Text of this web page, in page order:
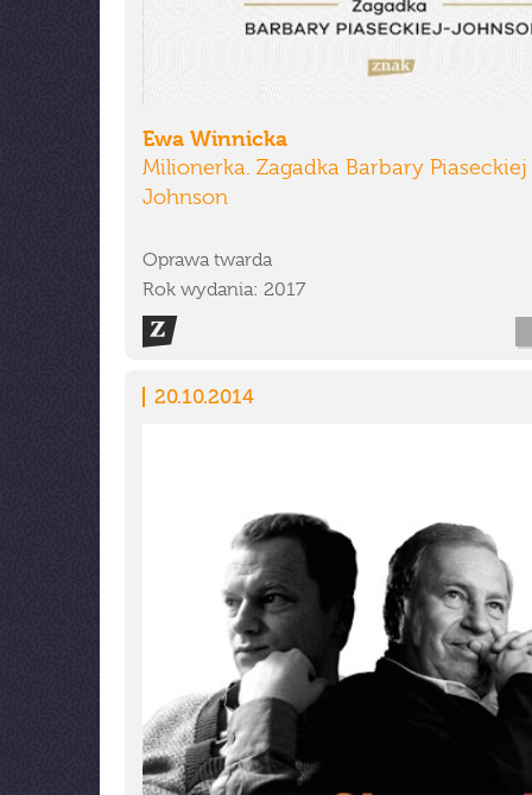
Ewa Winnicka
Milionerka. Zagadka Barbary Piaseckiej
Johnson
Oprawa twarda
Rok wydania: 2017
20.10.2014